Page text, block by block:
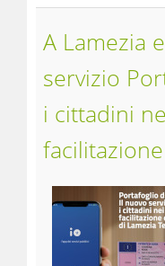
A Lamezia
servizio
i cittadini
facilitazione